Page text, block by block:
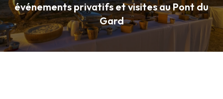
événements privatifs et visites au Pont du
Gard